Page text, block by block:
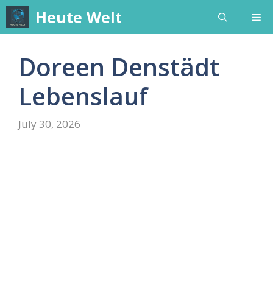
Skip
content
Heute Welt
Doreen Denstädt
Lebenslauf
July 30, 2026